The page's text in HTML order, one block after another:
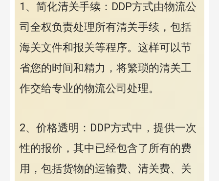
1、简化清关手续：DDP方式由物流公
司全权负责处理所有清关手续，包括
海关文件和报关等程序。这样可以节
省您的时间和精力，将繁琐的清关工
作交给专业的物流公司处理。
2、价格透明：DDP方式中，提供一次
性的报价，其中已经包含了所有的费
用，包括货物的运输费、清关费、关